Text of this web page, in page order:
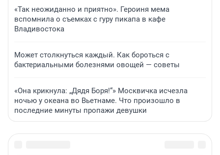
«Так неожиданно и приятно». Героиня мема
вспомнила о съемках с гуру пикапа в кафе
Владивостока
Может столкнуться каждый. Как бороться с
бактериальными болезнями овощей — советы
«Она крикнула: „Дядя Боря!“» Москвичка исчезла
ночью у океана во Вьетнаме. Что произошло в
последние минуты пропажи девушки